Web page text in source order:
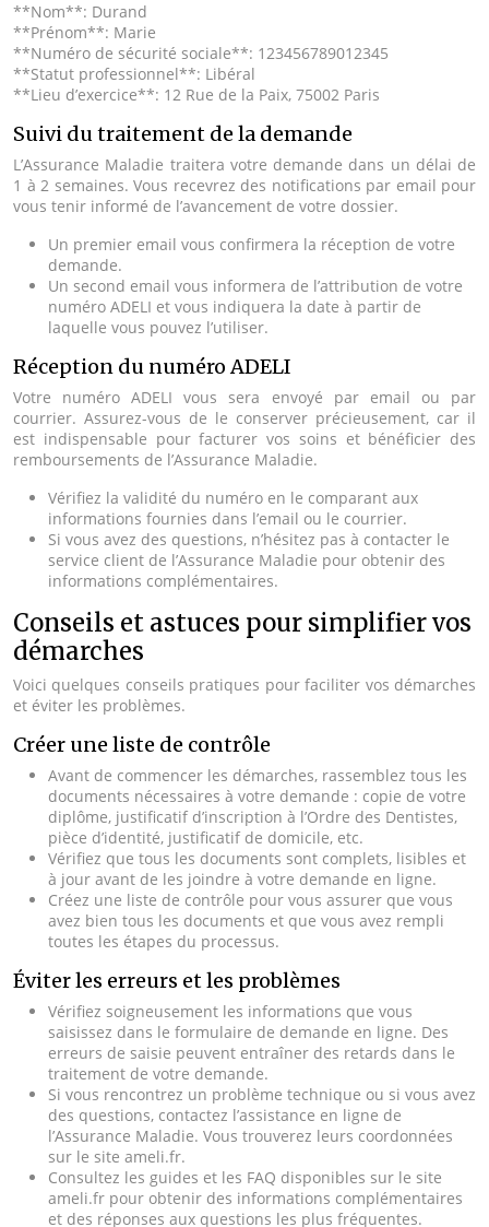
**Nom**: Durand
**Prénom**: Marie
**Numéro de sécurité sociale**: 123456789012345
**Statut professionnel**: Libéral
**Lieu d’exercice**: 12 Rue de la Paix, 75002 Paris
Suivi du traitement de la demande
L’Assurance Maladie traitera votre demande dans un délai de
1 à 2 semaines. Vous recevrez des notifications par email pour
vous tenir informé de l’avancement de votre dossier.
Un premier email vous confirmera la réception de votre
demande.
Un second email vous informera de l’attribution de votre
numéro ADELI et vous indiquera la date à partir de
laquelle vous pouvez l’utiliser.
Réception du numéro ADELI
Votre numéro ADELI vous sera envoyé par email ou par
courrier. Assurez-vous de le conserver précieusement, car il
est indispensable pour facturer vos soins et bénéficier des
remboursements de l’Assurance Maladie.
Vérifiez la validité du numéro en le comparant aux
informations fournies dans l’email ou le courrier.
Si vous avez des questions, n’hésitez pas à contacter le
service client de l’Assurance Maladie pour obtenir des
informations complémentaires.
Conseils et astuces pour simplifier vos
démarches
Voici quelques conseils pratiques pour faciliter vos démarches
et éviter les problèmes.
Créer une liste de contrôle
Avant de commencer les démarches, rassemblez tous les
documents nécessaires à votre demande : copie de votre
diplôme, justificatif d’inscription à l’Ordre des Dentistes,
pièce d’identité, justificatif de domicile, etc.
Vérifiez que tous les documents sont complets, lisibles et
à jour avant de les joindre à votre demande en ligne.
Créez une liste de contrôle pour vous assurer que vous
avez bien tous les documents et que vous avez rempli
toutes les étapes du processus.
Éviter les erreurs et les problèmes
Vérifiez soigneusement les informations que vous
saisissez dans le formulaire de demande en ligne. Des
erreurs de saisie peuvent entraîner des retards dans le
traitement de votre demande.
Si vous rencontrez un problème technique ou si vous avez
des questions, contactez l’assistance en ligne de
l’Assurance Maladie. Vous trouverez leurs coordonnées
sur le site ameli.fr.
Consultez les guides et les FAQ disponibles sur le site
ameli.fr pour obtenir des informations complémentaires
et des réponses aux questions les plus fréquentes.